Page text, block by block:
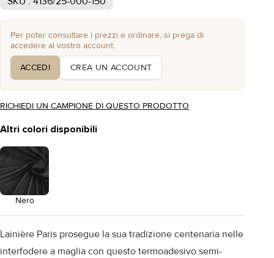
Per poter consultare i prezzi e ordinare, si prega di
accedere al vostro account.
ACCEDI CREA UN ACCOUNT
RICHIEDI UN CAMPIONE DI QUESTO PRODOTTO
Altri colori disponibili
Nero
Lainière Paris prosegue la sua tradizione centenaria nelle
interfodere a maglia con questo termoadesivo semi-